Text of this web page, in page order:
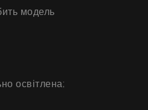
модель
освітлена;